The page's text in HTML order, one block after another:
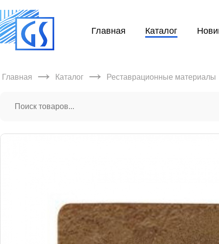
Главная Каталог
Главная → Каталог → Реставрационные материалы